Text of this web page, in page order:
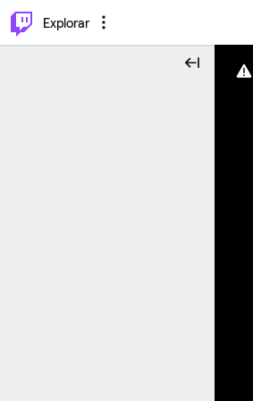
Explorar